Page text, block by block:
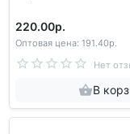
220.00р.
Оптовая цена: 191.40р.
Нет
В